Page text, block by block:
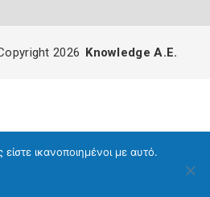
ικανοποιημένοι με αυτό.
2026 Knowledge A.E.